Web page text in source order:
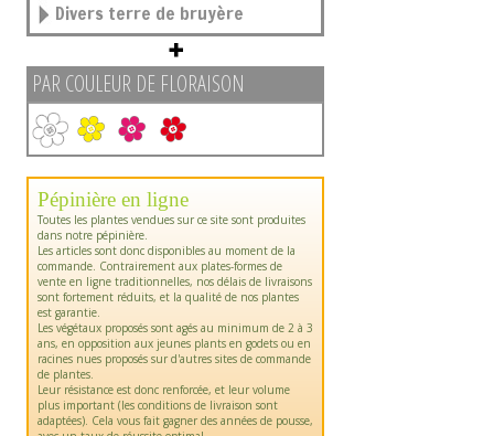
Divers terre de bruyère
PAR COULEUR DE FLORAISON
Pépinière en ligne
Toutes les plantes vendues sur ce site sont produites
dans notre pépinière.
Les articles sont donc disponibles au moment de la
commande. Contrairement aux plates-formes de
vente en ligne traditionnelles, nos délais de livraisons
sont fortement réduits, et la qualité de nos plantes
est garantie.
Les végétaux proposés sont agés au minimum de 2 à 3
ans, en opposition aux jeunes plants en godets ou en
racines nues proposés sur d'autres sites de commande
de plantes.
Leur résistance est donc renforcée, et leur volume
plus important (les conditions de livraison sont
adaptées). Cela vous fait gagner des années de pousse,